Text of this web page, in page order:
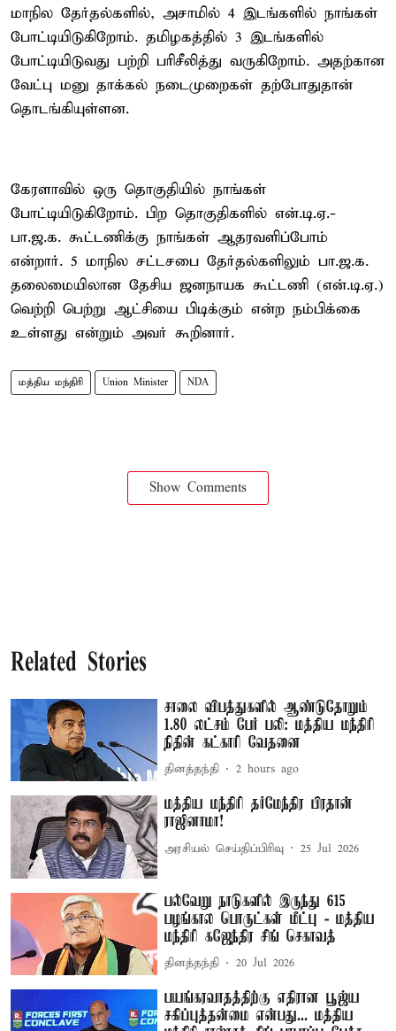
மாநில தேர்தல்களில், அசாமில் 4 இடங்களில் நாங்கள்
போட்டியிடுகிறோம். தமிழகத்தில் 3 இடங்களில்
போட்டியிடுவது பற்றி பரிசீலித்து வருகிறோம். அதற்கான
வேட்பு மனு தாக்கல் நடைமுறைகள் தற்போதுதான்
தொடங்கியுள்ளன.
கேரளாவில் ஒரு தொகுதியில் நாங்கள்
போட்டியிடுகிறோம். பிற தொகுதிகளில் என்.டி.ஏ.-
பா.ஜ.க. கூட்டணிக்கு நாங்கள் ஆதரவளிப்போம்
என்றார். 5 மாநில சட்டசபை தேர்தல்களிலும் பா.ஜ.க.
தலைமையிலான தேசிய ஜனநாயக கூட்டணி (என்.டி.ஏ.)
வெற்றி பெற்று ஆட்சியை பிடிக்கும் என்ற நம்பிக்கை
உள்ளது என்றும் அவர் கூறினார்.
மத்திய மந்திரி Union Minister NDA
Show Comments
Related Stories
சாலை விபத்துகளில் ஆண்டுதோறும்
1.80 லட்சம் பேர் பலி: மத்திய மந்திரி
நிதின் கட்காரி வேதனை
தினத்தந்தி 2 hours ago
மத்திய மந்திரி தர்மேந்திர பிரதான்
ராஜினாமா!
அரசியல் செய்திப்பிரிவு 25 Jul 2026
பல்வேறு நாடுகளில் இருந்து 615
பழங்கால பொருட்கள் மீட்பு - மத்திய
மந்திரி கஜேந்திர சிங் செகாவத்
தினத்தந்தி 20 Jul 2026
பயங்கரவாதத்திற்கு எதிரான பூஜ்ய
சகிப்புத்தன்மை என்பது... மத்திய